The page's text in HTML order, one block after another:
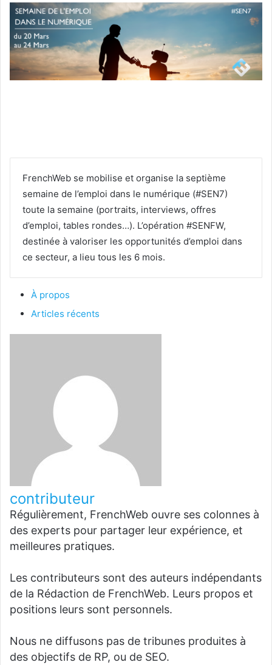
FrenchWeb se mobilise et organise la septième
semaine de l’emploi dans le numérique (#SEN7)
toute la semaine (portraits, interviews, offres
d’emploi, tables rondes…). L’opération #SENFW,
destinée à valoriser les opportunités d’emploi dans
ce secteur, a lieu tous les 6 mois.
À propos
Articles récents
contributeur
Régulièrement, FrenchWeb ouvre ses colonnes à
des experts pour partager leur expérience, et
meilleures pratiques.
Les contributeurs sont des auteurs indépendants
de la Rédaction de FrenchWeb. Leurs propos et
positions leurs sont personnels.
Nous ne diffusons pas de tribunes produites à
des objectifs de RP, ou de SEO.